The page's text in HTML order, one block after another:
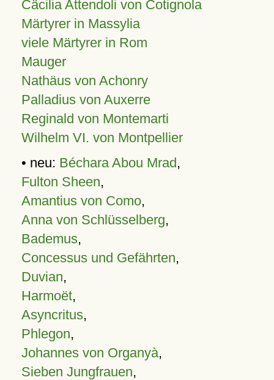
Cäcilia Attendoli von Cotignola
Märtyrer in Massylia
viele Märtyrer in Rom
Mauger
Nathäus von Achonry
Palladius von Auxerre
Reginald von Montemarti
Wilhelm VI. von Montpellier
• neu: Béchara Abou Mrad,
Fulton Sheen,
Amantius von Como,
Anna von Schlüsselberg,
Bademus,
Concessus und Gefährten,
Duvian,
Harmoët,
Asyncritus,
Phlegon,
Johannes von Organyà,
Sieben Jungfrauen,